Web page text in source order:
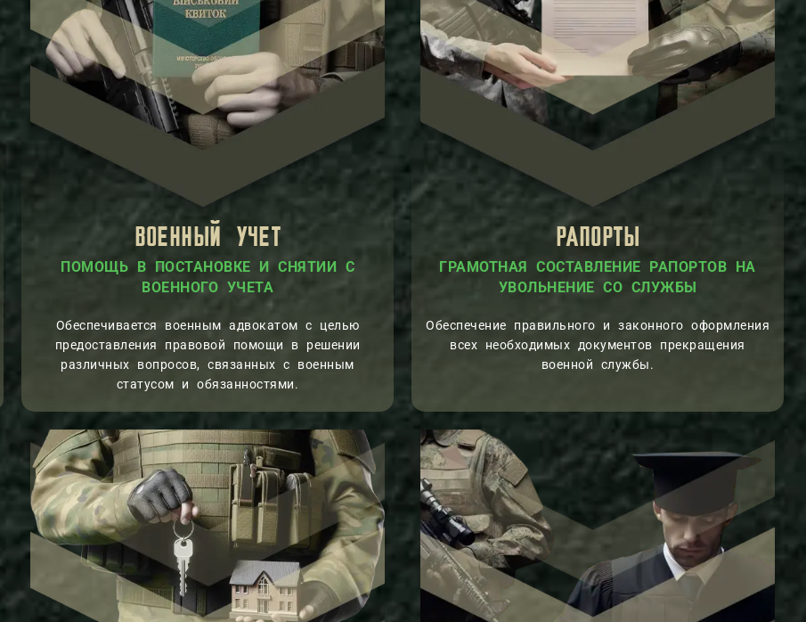
ВОЕННЫЙ УЧЕТ
В ПОСТАНОВКЕ И СНЯТИИ С
ВОЕННОГО УЧЕТА
Обеспечивается военным адвокатом с целью
предоставления правовой помощи в решении
различных вопросов, связанных с военным
статусом и обязанностями.
РАПОРТЫ
ГРАМОТНАЯ СОСТАВЛЕНИЕ РАПОРТОВ НА
УВОЛЬНЕНИЕ СО
Обеспечение правильного и законного оформления
всех необходимых документов прекращения
военной службы.